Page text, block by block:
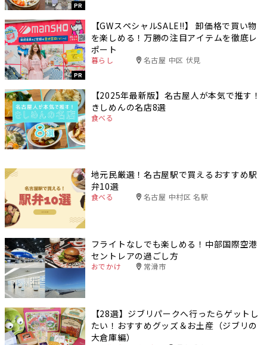
PR
PR
【GWスペシャルSALE‼︎】 卸価格で買い物
を楽しめる！万勝の注目アイテムを徹底レ
ポート
暮らし 名古屋 中区 伏見
【2025年最新版】名古屋人が本気で推す！
きしめんの名店8選
食べる
地元民厳選！名古屋駅で買えるおすすめ駅
弁10選
食べる 名古屋 中村区 名駅
フライトなしでも楽しめる！中部国際空港
セントレアの過ごし方
おでかけ 常滑市
【28選】ジブリパークへ行ったらゲットし
たい！おすすめグッズ＆お土産（ジブリの
大倉庫編）